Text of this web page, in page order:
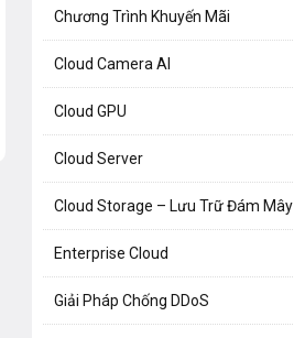
Chương Trình Khuyến Mãi
Cloud Camera AI
Cloud GPU
Cloud Server
Cloud Storage – Lưu Trữ Đám Mây
Enterprise Cloud
Giải Pháp Chống DDoS